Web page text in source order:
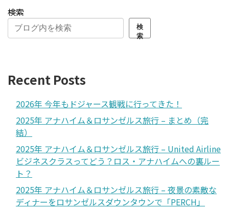
検索
検
索
Recent Posts
2026年 今年もドジャース観戦に行ってきた！
2025年 アナハイム＆ロサンゼルス旅行 – まとめ（完
結）
2025年 アナハイム＆ロサンゼルス旅行 – United Airline
ビジネスクラスってどう？ロス・アナハイムへの裏ルー
ト？
2025年 アナハイム＆ロサンゼルス旅行 – 夜景の素敵な
ディナーをロサンゼルスダウンタウンで「PERCH」